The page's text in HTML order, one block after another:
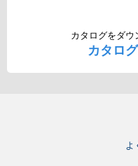
カタログをダウ
カタロ
よ